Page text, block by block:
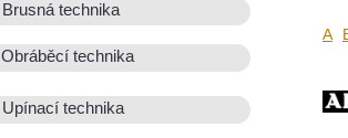
Brusná technika
Obráběcí technika
Upínací technika
A